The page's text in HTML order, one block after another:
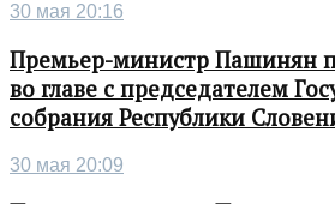
30 мая 20:16
Премьер-министр Пашинян
во главе с председателем
собрания Республики
30 мая 20:09